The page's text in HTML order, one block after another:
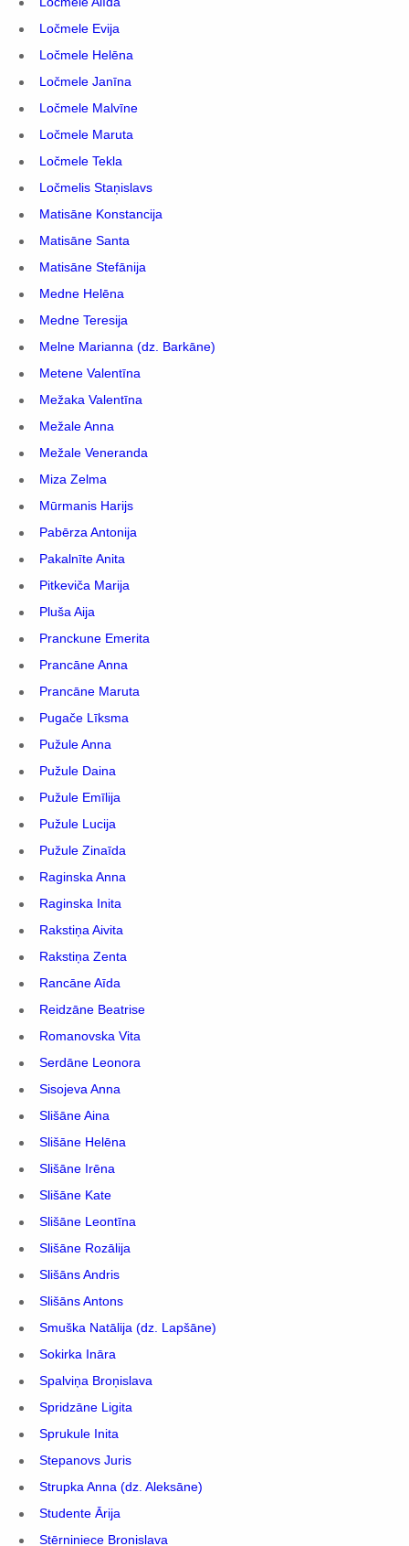
Ločmele Evija
Ločmele Helēna
Ločmele Janīna
Ločmele Malvīne
Ločmele Maruta
Ločmele Tekla
Ločmelis Staņislavs
Matisāne Konstancija
Matisāne Santa
Matisāne Stefānija
Medne Helēna
Medne Teresija
Melne Marianna (dz. Barkāne)
Metene Valentīna
Mežaka Valentīna
Mežale Anna
Mežale Veneranda
Miza Zelma
Mūrmanis Harijs
Pabērza Antonija
Pakalnīte Anita
Pitkeviča Marija
Pluša Aija
Pranckune Emerita
Prancāne Anna
Prancāne Maruta
Pugače Līksma
Pužule Anna
Pužule Daina
Pužule Emīlija
Pužule Lucija
Pužule Zinaīda
Raginska Anna
Raginska Inita
Rakstiņa Aivita
Rakstiņa Zenta
Rancāne Aīda
Reidzāne Beatrise
Romanovska Vita
Serdāne Leonora
Sisojeva Anna
Slišāne Aina
Slišāne Helēna
Slišāne Irēna
Slišāne Kate
Slišāne Leontīna
Slišāne Rozālija
Slišāns Andris
Slišāns Antons
Smuška Natālija (dz. Lapšāne)
Sokirka Ināra
Spalviņa Broņislava
Spridzāne Ligita
Sprukule Inita
Stepanovs Juris
Strupka Anna (dz. Aleksāne)
Studente Ārija
Stērniniece Bronislava